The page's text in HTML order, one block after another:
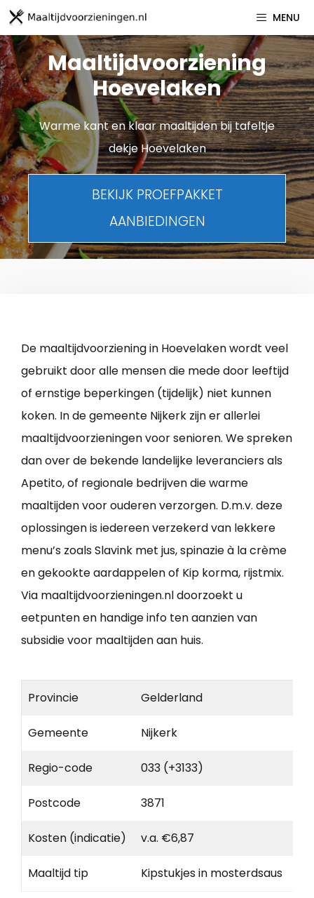
Spring
naar
inhoud
MENU
Maaltijdvoorziening
Hoevelaken
Warme kant en klaar maaltijden bij tafeltje
dekje Hoevelaken
BEKIJK PROEFPAKKET
AANBIEDINGEN
De maaltijdvoorziening in Hoevelaken wordt veel
gebruikt door alle mensen die mede door leeftijd
of ernstige beperkingen (tijdelijk) niet kunnen
koken. In de gemeente Nijkerk zijn er allerlei
maaltijdvoorzieningen voor senioren. We spreken
dan over de bekende landelijke leveranciers als
Apetito, of regionale bedrijven die warme
maaltijden voor ouderen verzorgen. D.m.v. deze
oplossingen is iedereen verzekerd van lekkere
menu’s zoals Slavink met jus, spinazie à la crème
en gekookte aardappelen of Kip korma, rijstmix.
Via maaltijdvoorzieningen.nl doorzoekt u
eetpunten en handige info ten aanzien van
subsidie voor maaltijden aan huis.
Provincie Gelderland
Gemeente Nijkerk
Regio-code 033 (+3133)
Postcode 3871
Kosten (indicatie) v.a. €6,87
Maaltijd tip Kipstukjes in mosterdsaus